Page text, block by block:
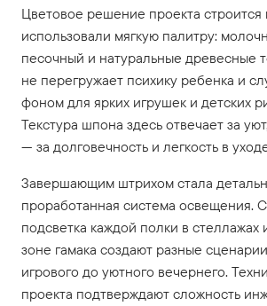
Цветовое решение проекта
использовали мягкую палитру:
песочный и натуральные древесные
не перегружает психику ребенка и
фоном для ярких игрушек и детских
Текстура шпона здесь отвечает за
— за долговечность и легкость в
Завершающим штрихом стала
проработанная система освещения.
подсветка каждой полки в стеллажах
зоне гамака создают разные
игрового до уютного вечернего.
проекта подтверждают сложность